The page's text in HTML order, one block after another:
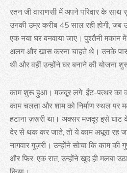
रतन जी वाराणसी में अपने परिवार के
उनकी उम्र करीब 45 साल रही होगी, जब
एक नया घर बनवाया जाए। पुश्तैनी
अलग और खास करना चाहते थे। उनके
थी और वहीं उन्होंने घर बनाने की योजना
काम शुरू हुआ। मजदूर लगे, ईंट-पत्थर का
काम चलता और शाम को निर्माण स्थल पर
हटाना ज़रूरी था। अक्सर मजदूर इसे
देर से थक कर जाते, तो ये काम अधूरा रह
नागवार गुज़री। उन्होंने सोचा कि काम की
और फिर, एक रात, उन्होंने खुद ही मलबा